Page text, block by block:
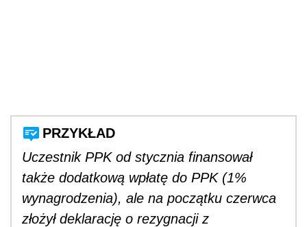
PRZYKŁAD
Uczestnik PPK od stycznia finansował
także dodatkową wpłatę do PPK (1%
wynagrodzenia), ale na początku czerwca
złożył deklarację o rezygnacji z